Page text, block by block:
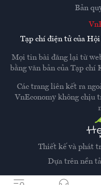
Thiết kế và phát
Dựa trên nền
Bản
Tạp chí điện tử của
Mọi tin bài đăng lại từ
bằng văn bản của Tạp chí
Các trang liên kết ra
VnEconomy không chịu